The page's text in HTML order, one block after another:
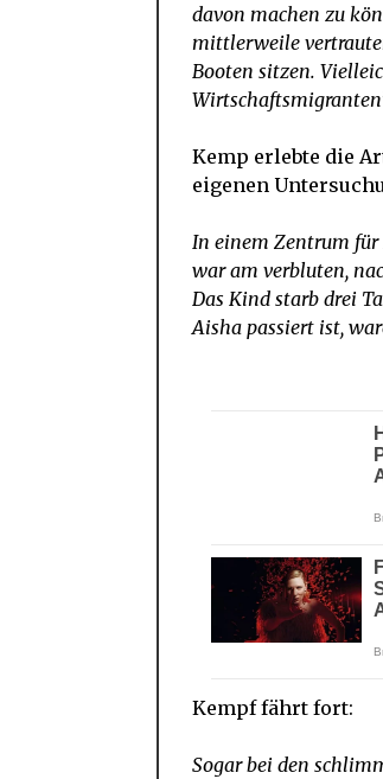
davon machen zu
mittlerweile
Booten sitzen.
Kemp erlebte die
eigenen
In einem Zentrum für
war am verbluten,
Das Kind starb drei
Aisha passiert ist,
Kempf fährt fort:
Sogar bei den